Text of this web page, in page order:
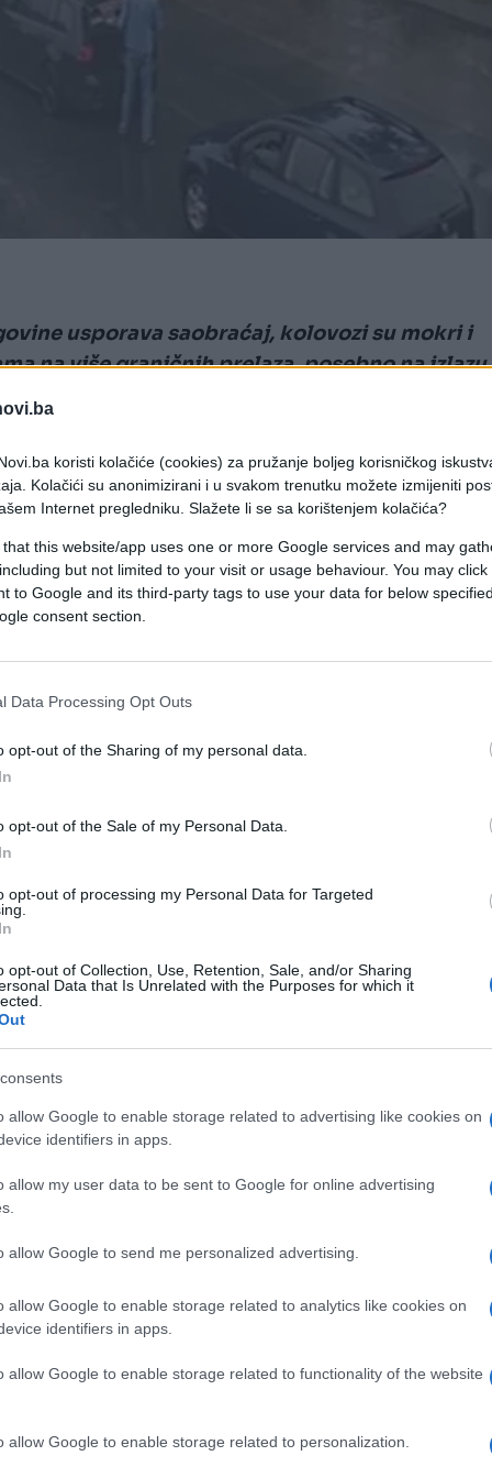
koristi kolačiće (cookies) za pružanje boljeg korisničkog
Kolačići su anonimizirani i u svakom trenutku možete izmijeniti
Internet pregledniku. Slažete li se sa korištenjem kolačića?
that this website/app uses one or more Google services and may
but not limited to your visit or usage behaviour. You may
to Google and its third-party tags to use your data for below
consent section.
Data Processing Opt Outs
opt-out of the Sharing of my personal data.
opt-out of the Sale of my Personal Data.
opt-out of processing my Personal Data for Targeted
opt-out of Collection, Use, Retention, Sale, and/or Sharing
Data that Is Unrelated with the Purposes for which it
allow Google to enable storage related to advertising like cookies on
identifiers in apps.
allow my user data to be sent to Google for online advertising
allow Google to send me personalized advertising.
allow Google to enable storage related to analytics like cookies on
identifiers in apps.
allow Google to enable storage related to functionality of the website
allow Google to enable storage related to personalization.
usporava saobraćaj, kolovozi su mokri i
na više graničnih prelaza, posebno na izlazu
na graničnim prelazima Velika Kladuša,
Brod i Orašje, gdje se formiraju duge kolone
saobraćaja, ali zadržavanja za putnička
sistema registracije putnika pri ulasku i
moguća su i dodatna zadržavanja.
do 3,5 tone, dok je prelaz Karakaj otvoren za
zabranjen je saobraćaj za teretna vozila.
kolovozi su mokri i mjestimično klizavi.
i kamenja, kao i na mogućnost oborenih
brzine i načina vožnje uslovima na
Tuzla–Bijeljina i Jablanica–Blidinje dozvoljen
vozila i dalje obustavljen.
radovi, pa je saobraćaj na 3 km zatvoren i
regulacija zbog radova uvedena je i na
zapad–Lepenica i Počitelj–Bijača.
prelaza Izačić–Bihać (most Mrižnica), u toku
naizmjenično preko privremene